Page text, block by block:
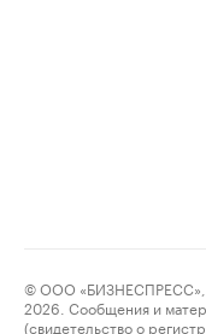
© ООО
2026. Сообщения и
(свидетельство о